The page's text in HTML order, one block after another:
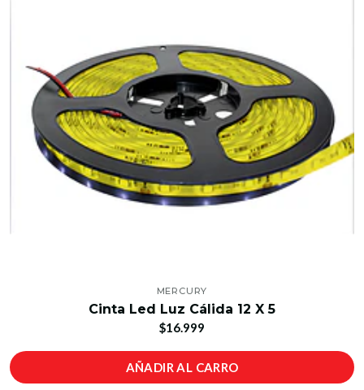
MERCURY
Cinta Led Luz Cálida 12 X 5
$16.999
AÑADIR AL CARRO